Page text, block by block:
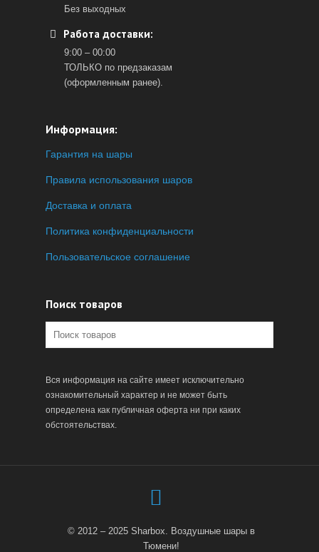
Без выходных
Работа доставки:
9:00 – 00:00
ТОЛЬКО по предзаказам
(оформленным ранее).
Информация:
Гарантия на шары
Правила использования шаров
Доставка и оплата
Политика конфиденциальности
Пользовательское соглашение
Поиск товаров
Вся информация на сайте имеет исключительно
ознакомительный характер и не может быть
определена как публичная оферта ни при каких
обстоятельствах.
© 2012 – 2025 Sharbox. Воздушные шары в
Тюмени!